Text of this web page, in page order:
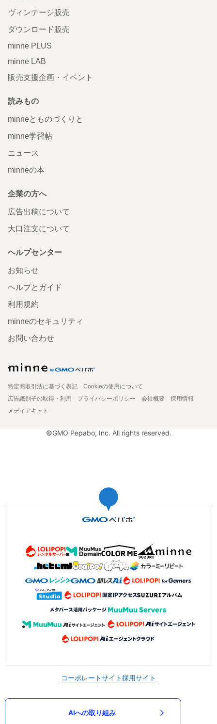
ヴィンテージ販売
ダウンロード販売
minne PLUS
minne LAB
販売支援企画・イベント
読みもの
minneとものづくりと
minne学習帖
ニュース
minneの本
企業の方へ
広告出稿について
大口注文について
ヘルプセンター
お知らせ
ヘルプとガイド
利用規約
minneのセキュリティ
お問い合わせ
特定商取引法に基づく表記
Cookieの使用について
広告識別子の取得・利用
プライバシーポリシー 会社概要
採用情報
メディアキット
©GMO Pepabo, Inc. All rights reserved.
コーポレートサイト採用サイト
AIへの取り組み